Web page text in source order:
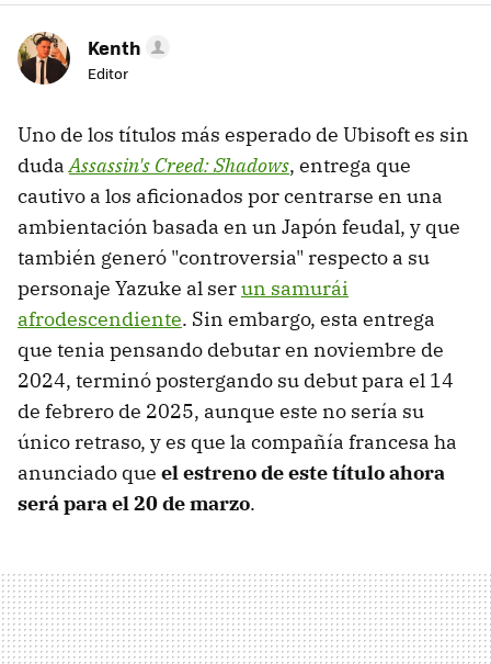
Kenth
Editor
Uno de los títulos más esperado de Ubisoft es sin
dudaAssassin's Creed: Shadows, entrega que
cautivo a los aficionados por centrarse en una
ambientación basada en un Japón feudal, y que
también generó "controversia" respecto a su
personaje Yazuke al serun samurái
afrodescendiente. Sin embargo, esta entrega
que tenia pensando debutar en noviembre de
2024, terminó postergando su debut para el 14
de febrero de 2025, aunque este no sería su
único retraso, y es que la compañía francesa ha
anunciado que el estreno de este título ahora
será para el 20 de marzo.